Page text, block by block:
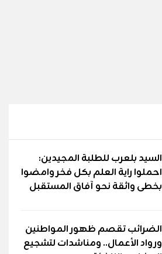
السيد بلعرب للطلبة المجيدين:
احملوا راية العلم بكل فخر وامضوا
بخطى واثقة نحو آفاق المستقبل
الضرائب تقصم ظهور المواطنين
ورواد الأعمال.. ومناشدات لتشجيع